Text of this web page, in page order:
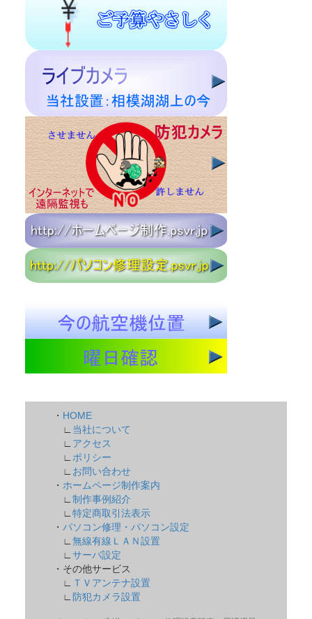
・ HOME
∟ 当社について
∟ アクセス
∟ ポリシー
∟ お問い合わせ
・ ホームページ制作案内
∟制作事例紹介
∟特定商取引法表示
・パソコン修理・パソコン設定
∟無線有線ＬＡＮ設置
∟サーバ設定
・その他サービス
∟
ＴＶアンテナ設置
∟ 防犯カメラ設置